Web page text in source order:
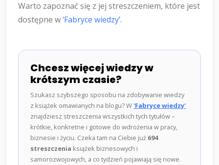
Warto zapoznać się z jej streszczeniem, które jest
dostępne w‘Fabryce wiedzy’.
Chcesz więcej wiedzy w
krótszym czasie?
Szukasz szybszego sposobu na zdobywanie wiedzy
z książek omawianych na blogu? W'Fabryce wiedzy'
znajdziesz streszczenia wszystkich tych tytułów –
krótkie, konkretne i gotowe do wdrożenia w pracy,
biznesie i życiu. Czeka tam na Ciebie już 694
streszczenia książek biznesowych i
samorozwojowych, a co tydzień pojawiają się nowe.